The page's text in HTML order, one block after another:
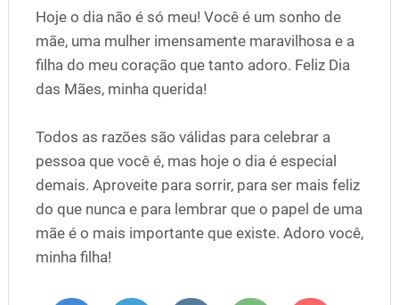
Hoje o dia não é só meu! Você é um sonho de
mãe, uma mulher imensamente maravilhosa e a
filha do meu coração que tanto adoro. Feliz Dia
das Mães, minha querida!
Todos as razões são válidas para celebrar a
pessoa que você é, mas hoje o dia é especial
demais. Aproveite para sorrir, para ser mais feliz
do que nunca e para lembrar que o papel de uma
mãe é o mais importante que existe. Adoro você,
minha filha!